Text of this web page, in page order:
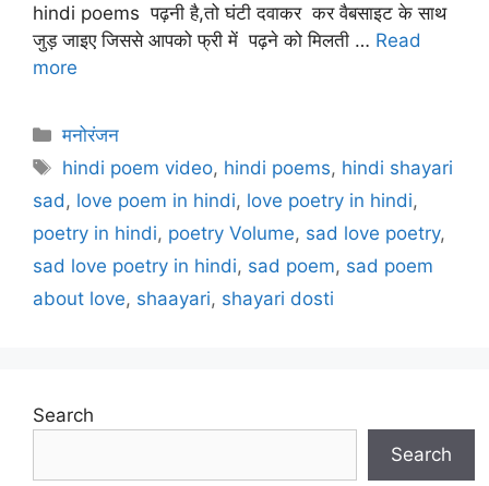
hindi poems पढ़नी है,तो घंटी दवाकर कर वैबसाइट के साथ
जुड़ जाइए जिससे आपको फ्री में पढ़ने को मिलती … Read
more
Categories
मनोरंजन
Tags
hindi poem video, hindi poems, hindi shayari
sad , love poem in hindi, love poetry in hindi,
poetry in hindi, poetry Volume, sad love poetry,
sad love poetry in hindi, sad poem, sad poem
about love, shaayari, shayari dosti
Search
Search